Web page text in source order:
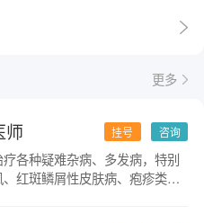
更多
咨询
挂号
师
各种疑难杂病、多发病，特别
红斑鳞屑性皮肤病、疱疹类皮